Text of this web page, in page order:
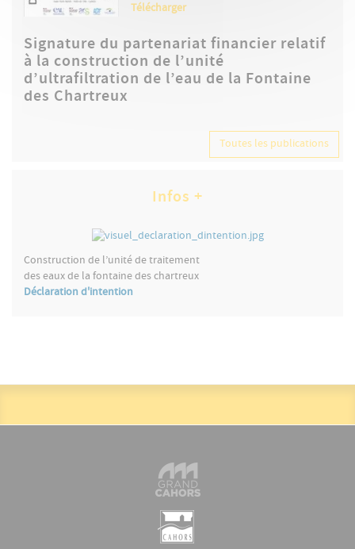
Télécharger
Signature du partenariat financier relatif
à la construction de l’unité
d’ultrafiltration de l’eau de la Fontaine
des Chartreux
Toutes les publications
Infos +
Construction de l’unité de traitement
des eaux de la fontaine des chartreux
Déclaration d'intention